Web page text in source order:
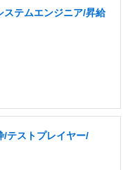
ステムエンジニア/昇給
/テストプレイヤー/